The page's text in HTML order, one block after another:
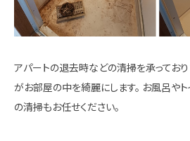
アパートの退去時などの清掃を承っており
がお部屋の中を綺麗にします。 お風呂やト
の清掃もお任せください。